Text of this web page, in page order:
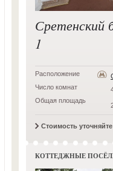
Сретенский
1
Расположение
Число комнат
Общая площадь
Стоимость
КОТТЕДЖНЫЕ